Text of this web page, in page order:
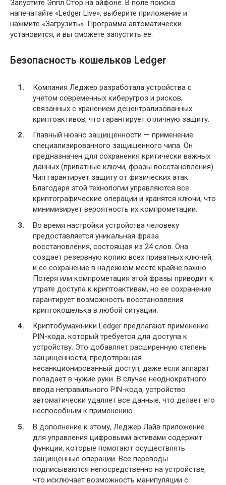
Запустите Эппл Стор на айфоне. В поле поиска
напечатайте «Ledger Live», выберите приложение и
нажмите «Загрузить». Программа автоматически
установится, и вы сможете запустить ее.
Безопасность кошельков Ledger
Компания Леджер разработала устройства с
учетом современных киберугроз и рисков,
связанных с хранением децентрализованных
криптоактивов, что гарантирует отличную защиту.
Главный нюанс защищенности — применение
специализированного защищенного чипа. Он
предназначен для сохранения критически важных
данных (приватные ключи, фразы восстановления).
Чип гарантирует защиту от физических атак.
Благодаря этой технологии управляются все
криптографические операции и хранятся ключи, что
минимизирует вероятность их компрометации.
Во время настройки устройства человеку
предоставляется уникальная фраза
восстановления, состоящая из 24 слов. Она
создает резервную копию всех приватных ключей,
и ее сохранение в надежном месте крайне важно.
Потеря или компрометация этой фразы приводит к
утрате доступа к криптоактивам, но ее сохранение
гарантирует возможность восстановления
криптокошелька в любой ситуации.
Криптобумажники Ledger предлагают применение
PIN-кода, который требуется для доступа к
устройству. Это добавляет расширенную степень
защищенности, предотвращая
несанкционированный доступ, даже если аппарат
попадает в чужие руки. В случае неоднократного
ввода неправильного PIN-кода, устройство
автоматически удаляет все данные, что делает его
неспособным к применению.
В дополнение к этому, Леджер Лайв приложение
для управления цифровыми активами содержит
функции, которые помогают осуществлять
защищенные операции. Все переводы
подписываются непосредственно на устройстве,
что исключает возможность манипуляции с